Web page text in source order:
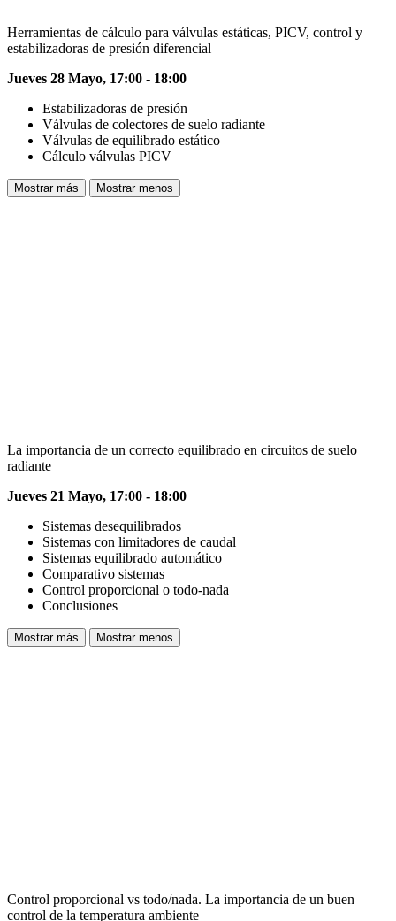
Herramientas de cálculo para válvulas estáticas, PICV, control y
estabilizadoras de presión diferencial
Jueves 28 Mayo, 17:00 - 18:00
Estabilizadoras de presión
Válvulas de colectores de suelo radiante
Válvulas de equilibrado estático
Cálculo válvulas PICV
Mostrar más Mostrar menos
La importancia de un correcto equilibrado en circuitos de suelo
radiante
Jueves 21 Mayo, 17:00 - 18:00
Sistemas desequilibrados
Sistemas con limitadores de caudal
Sistemas equilibrado automático
Comparativo sistemas
Control proporcional o todo-nada
Conclusiones
Mostrar más Mostrar menos
Control proporcional vs todo/nada. La importancia de un buen
control de la temperatura ambiente